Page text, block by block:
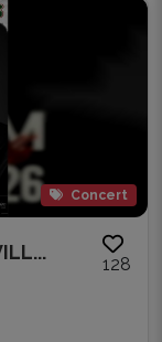
Concert
128